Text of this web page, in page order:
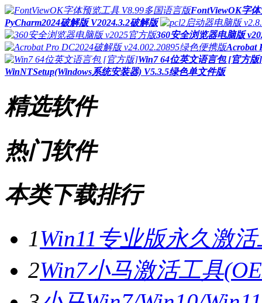
FontViewOK字
PyCharm2024破解版 V2024.3.2破解版
360安全浏览器电脑版
Acrobat
Win7 64位英文语言包 [官方版]
WinNTSetup(Windows系统安装器) V5.3.5绿色单文件版
精选软件
热门软件
本类下载排行
1Win11专业版永久激
2Win7小马激活工具